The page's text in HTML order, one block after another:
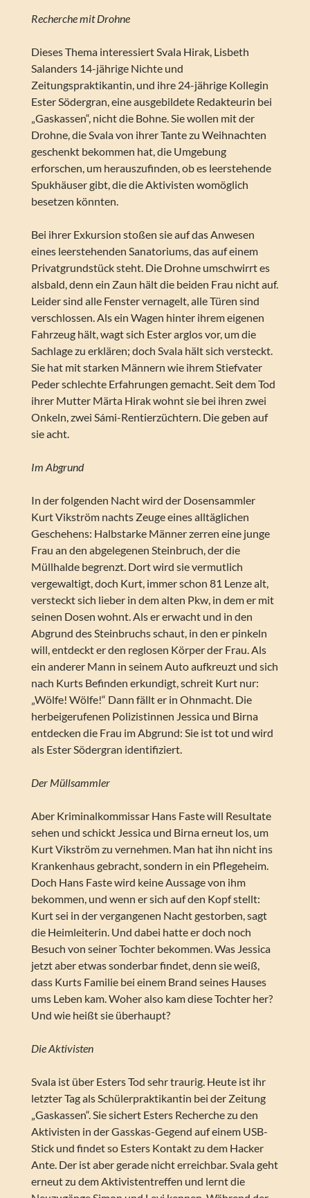
Recherche mit Drohne
Dieses Thema interessiert Svala Hirak, Lisbeth
Salanders 14-jährige Nichte und
Zeitungspraktikantin, und ihre 24-jährige Kollegin
Ester Södergran, eine ausgebildete Redakteurin bei
„Gaskassen“, nicht die Bohne. Sie wollen mit der
Drohne, die Svala von ihrer Tante zu Weihnachten
geschenkt bekommen hat, die Umgebung
erforschen, um herauszufinden, ob es leerstehende
Spukhäuser gibt, die die Aktivisten womöglich
besetzen könnten.
Bei ihrer Exkursion stoßen sie auf das Anwesen
eines leerstehenden Sanatoriums, das auf einem
Privatgrundstück steht. Die Drohne umschwirrt es
alsbald, denn ein Zaun hält die beiden Frau nicht auf.
Leider sind alle Fenster vernagelt, alle Türen sind
verschlossen. Als ein Wagen hinter ihrem eigenen
Fahrzeug hält, wagt sich Ester arglos vor, um die
Sachlage zu erklären; doch Svala hält sich versteckt.
Sie hat mit starken Männern wie ihrem Stiefvater
Peder schlechte Erfahrungen gemacht. Seit dem Tod
ihrer Mutter Märta Hirak wohnt sie bei ihren zwei
Onkeln, zwei Sámi-Rentierzüchtern. Die geben auf
sie acht.
Im Abgrund
In der folgenden Nacht wird der Dosensammler
Kurt Vikström nachts Zeuge eines alltäglichen
Geschehens: Halbstarke Männer zerren eine junge
Frau an den abgelegenen Steinbruch, der die
Müllhalde begrenzt. Dort wird sie vermutlich
vergewaltigt, doch Kurt, immer schon 81 Lenze alt,
versteckt sich lieber in dem alten Pkw, in dem er mit
seinen Dosen wohnt. Als er erwacht und in den
Abgrund des Steinbruchs schaut, in den er pinkeln
will, entdeckt er den reglosen Körper der Frau. Als
ein anderer Mann in seinem Auto aufkreuzt und sich
nach Kurts Befinden erkundigt, schreit Kurt nur:
„Wölfe! Wölfe!“ Dann fällt er in Ohnmacht. Die
herbeigerufenen Polizistinnen Jessica und Birna
entdecken die Frau im Abgrund: Sie ist tot und wird
als Ester Södergran identifiziert.
Der Müllsammler
Aber Kriminalkommissar Hans Faste will Resultate
sehen und schickt Jessica und Birna erneut los, um
Kurt Vikström zu vernehmen. Man hat ihn nicht ins
Krankenhaus gebracht, sondern in ein Pflegeheim.
Doch Hans Faste wird keine Aussage von ihm
bekommen, und wenn er sich auf den Kopf stellt:
Kurt sei in der vergangenen Nacht gestorben, sagt
die Heimleiterin. Und dabei hatte er doch noch
Besuch von seiner Tochter bekommen. Was Jessica
jetzt aber etwas sonderbar findet, denn sie weiß,
dass Kurts Familie bei einem Brand seines Hauses
ums Leben kam. Woher also kam diese Tochter her?
Und wie heißt sie überhaupt?
Die Aktivisten
Svala ist über Esters Tod sehr traurig. Heute ist ihr
letzter Tag als Schülerpraktikantin bei der Zeitung
„Gaskassen“. Sie sichert Esters Recherche zu den
Aktivisten in der Gasskas-Gegend auf einem USB-
Stick und findet so Esters Kontakt zu dem Hacker
Ante. Der ist aber gerade nicht erreichbar. Svala geht
erneut zu dem Aktivistentreffen und lernt die